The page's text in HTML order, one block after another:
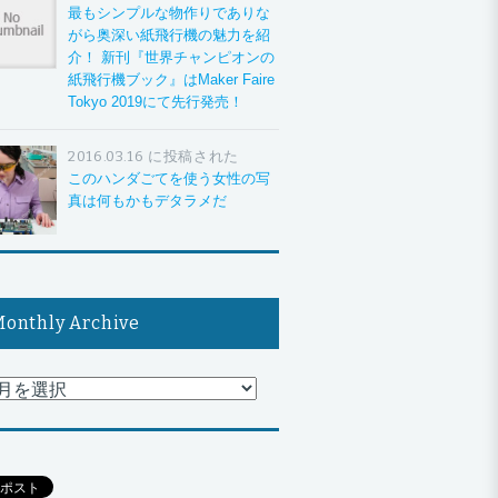
最もシンプルな物作りでありな
がら奥深い紙飛行機の魅力を紹
介！ 新刊『世界チャンピオンの
紙飛行機ブック』はMaker Faire
Tokyo 2019にて先行発売！
2016.03.16 に投稿された
このハンダごてを使う女性の写
真は何もかもデタラメだ
Archive